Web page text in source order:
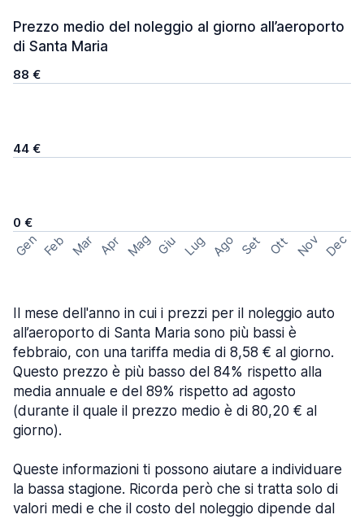
Prezzo medio del noleggio al giorno all’aeroporto
di Santa Maria
88 €
44 €
0 €
Gen Feb Mar Apr Mag Giu Lug Ago Set Ott Nov Dec
Il mese dell'anno in cui i prezzi per il noleggio auto
all’aeroporto di Santa Maria sono più bassi è
febbraio, con una tariffa media di 8,58 € al giorno.
Questo prezzo è più basso del 84% rispetto alla
media annuale e del 89% rispetto ad agosto
(durante il quale il prezzo medio è di 80,20 € al
giorno).
Queste informazioni ti possono aiutare a individuare
la bassa stagione. Ricorda però che si tratta solo di
valori medi e che il costo del noleggio dipende dal